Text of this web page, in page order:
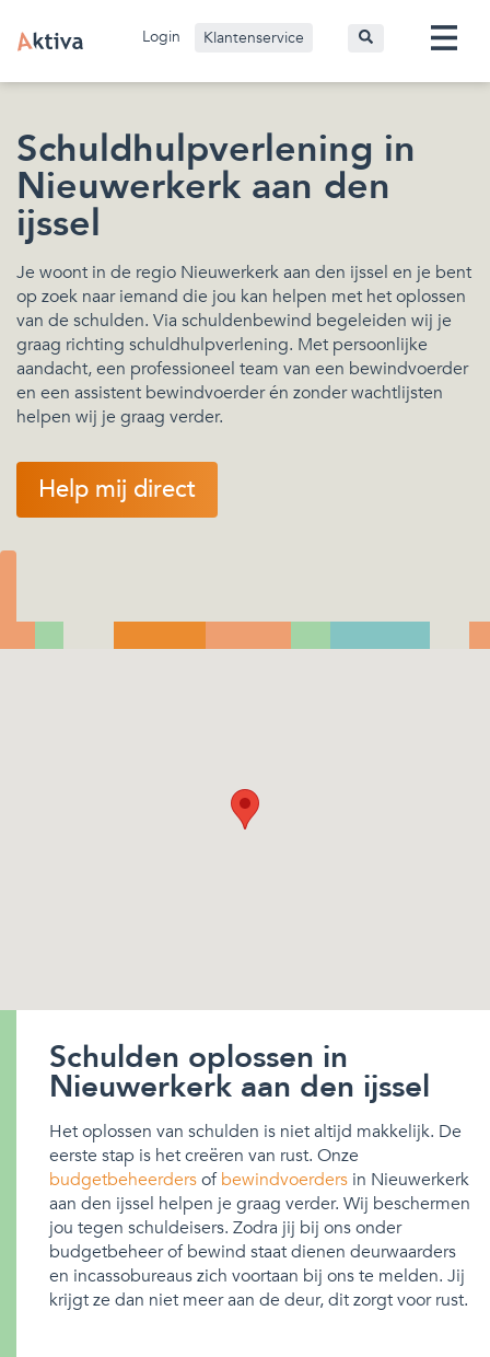
Login Klantenservice
Schuldhulpverlening in
Nieuwerkerk aan den
ijssel
Je woont in de regio Nieuwerkerk aan den ijssel en je bent
op zoek naar iemand die jou kan helpen met het oplossen
van de schulden. Via schuldenbewind begeleiden wij je
graag richting schuldhulpverlening. Met persoonlijke
aandacht, een professioneel team van een bewindvoerder
en een assistent bewindvoerder én zonder wachtlijsten
helpen wij je graag verder.
Help mij direct
Schulden oplossen in
Nieuwerkerk aan den ijssel
Het oplossen van schulden is niet altijd makkelijk. De
eerste stap is het creëren van rust. Onze
budgetbeheerdersofbewindvoerders in Nieuwerkerk
aan den ijssel helpen je graag verder. Wij beschermen
jou tegen schuldeisers. Zodra jij bij ons onder
budgetbeheer of bewind staat dienen deurwaarders
en incassobureaus zich voortaan bij ons te melden. Jij
krijgt ze dan niet meer aan de deur, dit zorgt voor rust.